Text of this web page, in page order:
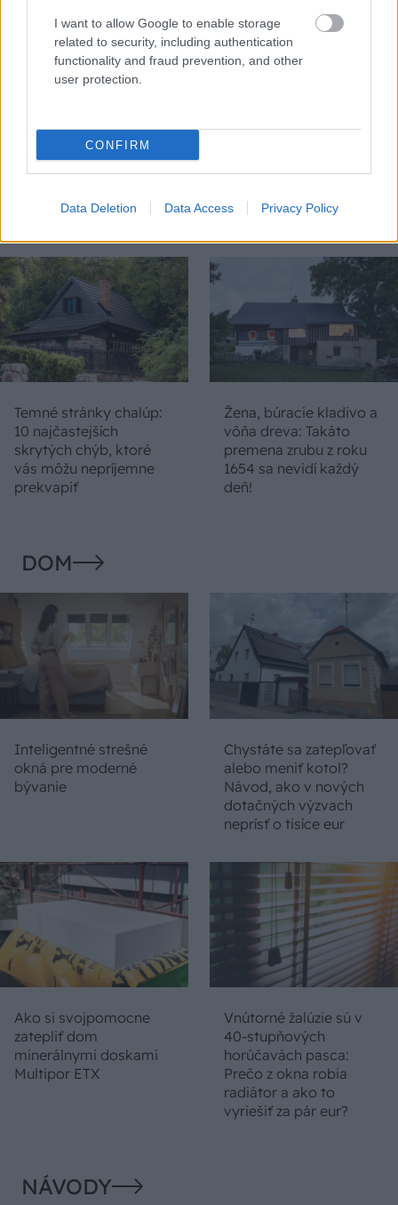
I want to allow Google to enable storage
related to security, including authentication
functionality and fraud prevention, and other
user protection.
CONFIRM
Data Deletion Data Access Privacy Policy
Na Morave prerobila
starú chalupu na
nepoznanie: Keď
že nie ste v Toskánsku
S motorovou pílou sa
montovaný domček v
duchu tradícií
Temné stránky chalúp:
10 najčastejších
skrytých chýb, ktoré
vás môžu nepríjemne
prekvapiť
Žena, búracie kladivo a
vôňa dreva: Takáto
premena zrubu z roku
1654 sa nevidí každý
deň!
DOM
Inteligentné strešné
okná pre moderné
bývanie
Chystáte sa zatepľovať
alebo meniť kotol?
Návod, ako v nových
dotačných výzvach
neprísť o tisíce eur
Ako si svojpomocne
zatepliť dom
minerálnymi doskami
Multipor ETX
Vnútorné žalúzie sú v
40-stupňových
horúčavách pasca:
Prečo z okna robia
radiátor a ako to
vyriešiť za pár eur?
NÁVODY